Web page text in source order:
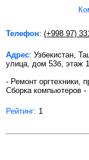
Телефон: (+998 97)
Адрес: Узбекистан,
улица, дом 53б, этаж 1
- Ремонт оргтехники,
Сборка компьютеров -
Рейтинг: 1